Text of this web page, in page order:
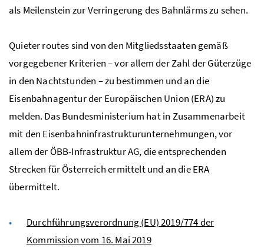
als Meilenstein zur Verringerung des Bahnlärms zu sehen.
Quieter routessind von den Mitgliedsstaaten gemäß
vorgegebener Kriterien – vor allem der Zahl der Güterzüge
in den Nachtstunden – zu bestimmen und an die
Eisenbahnagentur der Europäischen Union (ERA) zu
melden. Das Bundesministerium hat in Zusammenarbeit
mit den Eisenbahninfrastrukturunternehmungen, vor
allem der ÖBB-Infrastruktur AG, die entsprechenden
Strecken für Österreich ermittelt und an die ERA
übermittelt.
Durchführungsverordnung (EU) 2019/774 der
Kommission vom 16. Mai 2019